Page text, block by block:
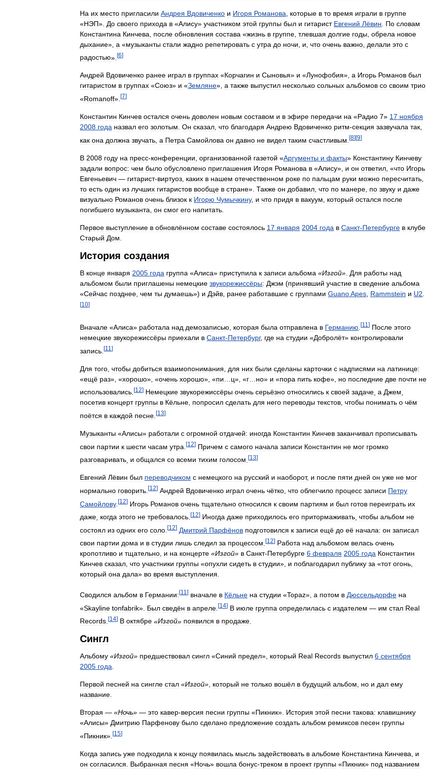
На их место пригласили Андрея Вдовиченко и Игоря Романова которые в то время играли в группе
«НЭП». До своего прихода в «Алису» участником этой группы был и гитарист Евгений Лёвин По словам
Константина Кинчева после обновления состава «жизнь в группе тлевшая долгие годы обрела новое
дыхание», а «музыканты стали жадно репетировать с утра до ночи и что очень важно делали это с
радостью». [6]
Андрей Вдовиченко ранее играл в группах «Корчагин и Сыновья» и «Лунофобия», а Игорь Романов был
гитаристом в группах «Союз» и «Земляне», а также выпустил несколько сольных альбомов со своим трио
«Romanoff». [7]
Константин Кинчев остался очень доволен новым составом и в эфире передачи на «Радио 7» 17 ноября
2008 года назвал его золотым Он сказал что благодаря Андрею Вдовиченко ритм-секция зазвучала так
как она должна звучать а Петра Самойлова он давно не видел таким счастливым [8][9]
В 2008 году на пресс-конференции организованной газетой «Аргументы и факты» Константину Кинчеву
задали вопрос: чем было обусловлено приглашения Игоря Романова в «Алису», и он ответил , «что Игорь
Евгеньевич — гитарист-виртуоз каких в нашем отечественном роке по пальцам руки можно пересчитать
то есть один из лучших гитаристов вообще в стране». Также он добавил что по манере по звуку и даже
визуально Романов очень близок к Игорю Чумычкину, и что придя в вакуум который остался после
погибшего музыканта он смог его напитать
Первое выступление в обновлённом составе состоялось 17 января 2004 года в Санкт-Петербурге в клубе
Старый Дом
История создания
В конце января 2005 года группа «Алиса» приступила к записи альбома «Изгой» Для работы над
альбомом были приглашены немецкие звукорежиссёры: Джэм (принявший участие в сведение альбома
«Сейчас позднее чем ты думаешь») и Дэйв ранее работавшие с группами GuanoApes Rammstein и U2
[10]
Вначале «Алиса» работала над демозаписью которая была отправлена в Германию [11 ] После этого
немецкие звукорежиссёры приехали в Санкт-Петербург, где на студии «Добролёт» контролировали
запись [11 ]
Для того чтобы добиться взаимопонимания для них были сделаны карточки с надписями на латинице:
«ещё раз», «хорошо», «очень хорошо», «пи ц», «г но» и «пора пить кофе», но последние две почти не
использовались [12] Немецкие звукорежиссёры очень серьёзно относились к своей задаче а Джем
посетив концерт группы в Кёльне, попросил сделать для него переводы текстов, чтобы понимать о чём
поётся в каждой песне [13]
Музыканты «Алисы» работали с огромной отдачей: иногда Константин Кинчев заканчивал прописывать
свои партии к шести часам утра [12] Причем с самого начала записи Константин не мог громко
разговаривать и общался со всеми тихим голосом [13]
Евгений Лёвин был переводчиком с немецкого на русский и наоборот, и после пяти дней он уже не мог
нормально говорить [12] Андрей Вдовиченко играл очень чётко что облегчило процесс записи Петру
Самойлову. [12] Игорь Романов очень тщательно относился к своим партиям и был готов переиграть их
даже когда этого не требовалось [12] Иногда даже приходилось его притормаживать чтобы альбом не
состоял из одних его соло [12] Дмитрий Парфёнов подготовился к записи ещё до её начала: он записал
свои партии дома и в студии лишь следил за процессом [12] Работа над альбомом велась очень
кропотливо и тщательно, и на концерте «Изгой» в Санкт-Петербурге 6 февраля 2005 года Константин
Кинчев сказал, что участники группы «опухли сидеть в студии», и поблагодарил публику за «тот огонь,
который она дала» во время выступления.
Сводился альбом в Германии: [11 ] вначале в Кёльне на студии «Topaz», а потом в Дюссельдорфе на
«Skayline tonfabrik». Был сведён в апреле [14] В июле группа определилась с издателем — им стал Real
Records [14] В октябре «Изгой» появился в продаже
Сингл
Альбому «Изгой» предшествовал сингл «Синий предел», который Real Records выпустил 6 сентября
2005 года.
Первой песней на сингле стал «Изгой», который не только вошёл в будущий альбом, но и дал ему
название.
Вторая — «Ночь» — это кавер-версия песни группы «Пикник». История этой песни такова: клавишнику
«Алисы» Дмитрию Парфенову было сделано предложение создать альбом ремиксов песен группы
«Пикник». [15]
Когда запись уже подходила к концу появилась мысль задействовать в альбоме Константина Кинчева
и
он согласился Выбранная песня «Ночь» вошла бонус-треком в проект группы «Пикник» под названием